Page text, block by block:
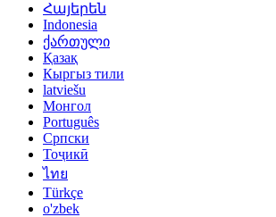
Հայերեն
Indonesia
ქართული
Қазақ
Кыргыз тили
latviešu
Монгол
Português
Српски
Тоҷикӣ
ไทย
Türkçe
o'zbek